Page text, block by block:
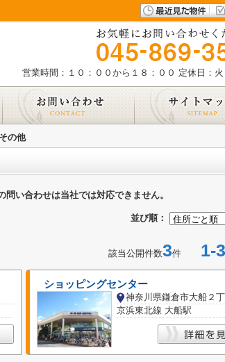
営業時間：１０：００から１８：００ 定休日：
の他
い合わせは当社では対応できません。
並び順：
該当公開件数3件 1-3
ショッピングセンター
神奈川県鎌倉市大船２丁
京浜東北線 大船駅